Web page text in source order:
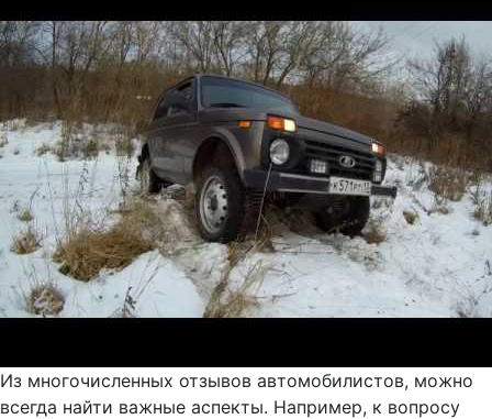
Из многочисленных отзывов автомобилистов, можно
всегда найти важные аспекты. Например, к вопросу